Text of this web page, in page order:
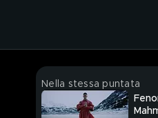
Nella stessa puntata